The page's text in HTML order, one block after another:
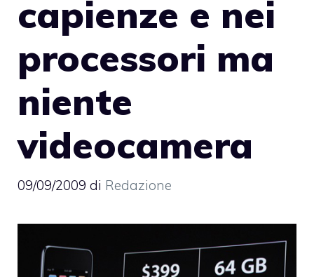
capienze e nei
processori ma
niente
videocamera
09/09/2009 di Redazione